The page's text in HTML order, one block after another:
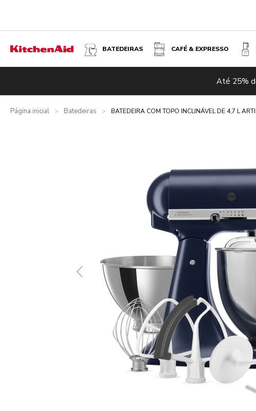
BATEDEIRAS CAFÉ & EXPRESSO
Até 25%
Página inicial > Batedeiras > BATEDEIRA COM TOPO INCLINÁVEL DE 4,7 L
Produtos